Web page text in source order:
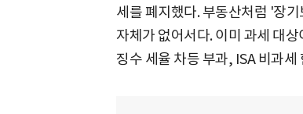
세를 폐지했다. 부동산처럼 '장
자체가 없어서다. 이미 과세 대
징수 세율 차등 부과, ISA 비과